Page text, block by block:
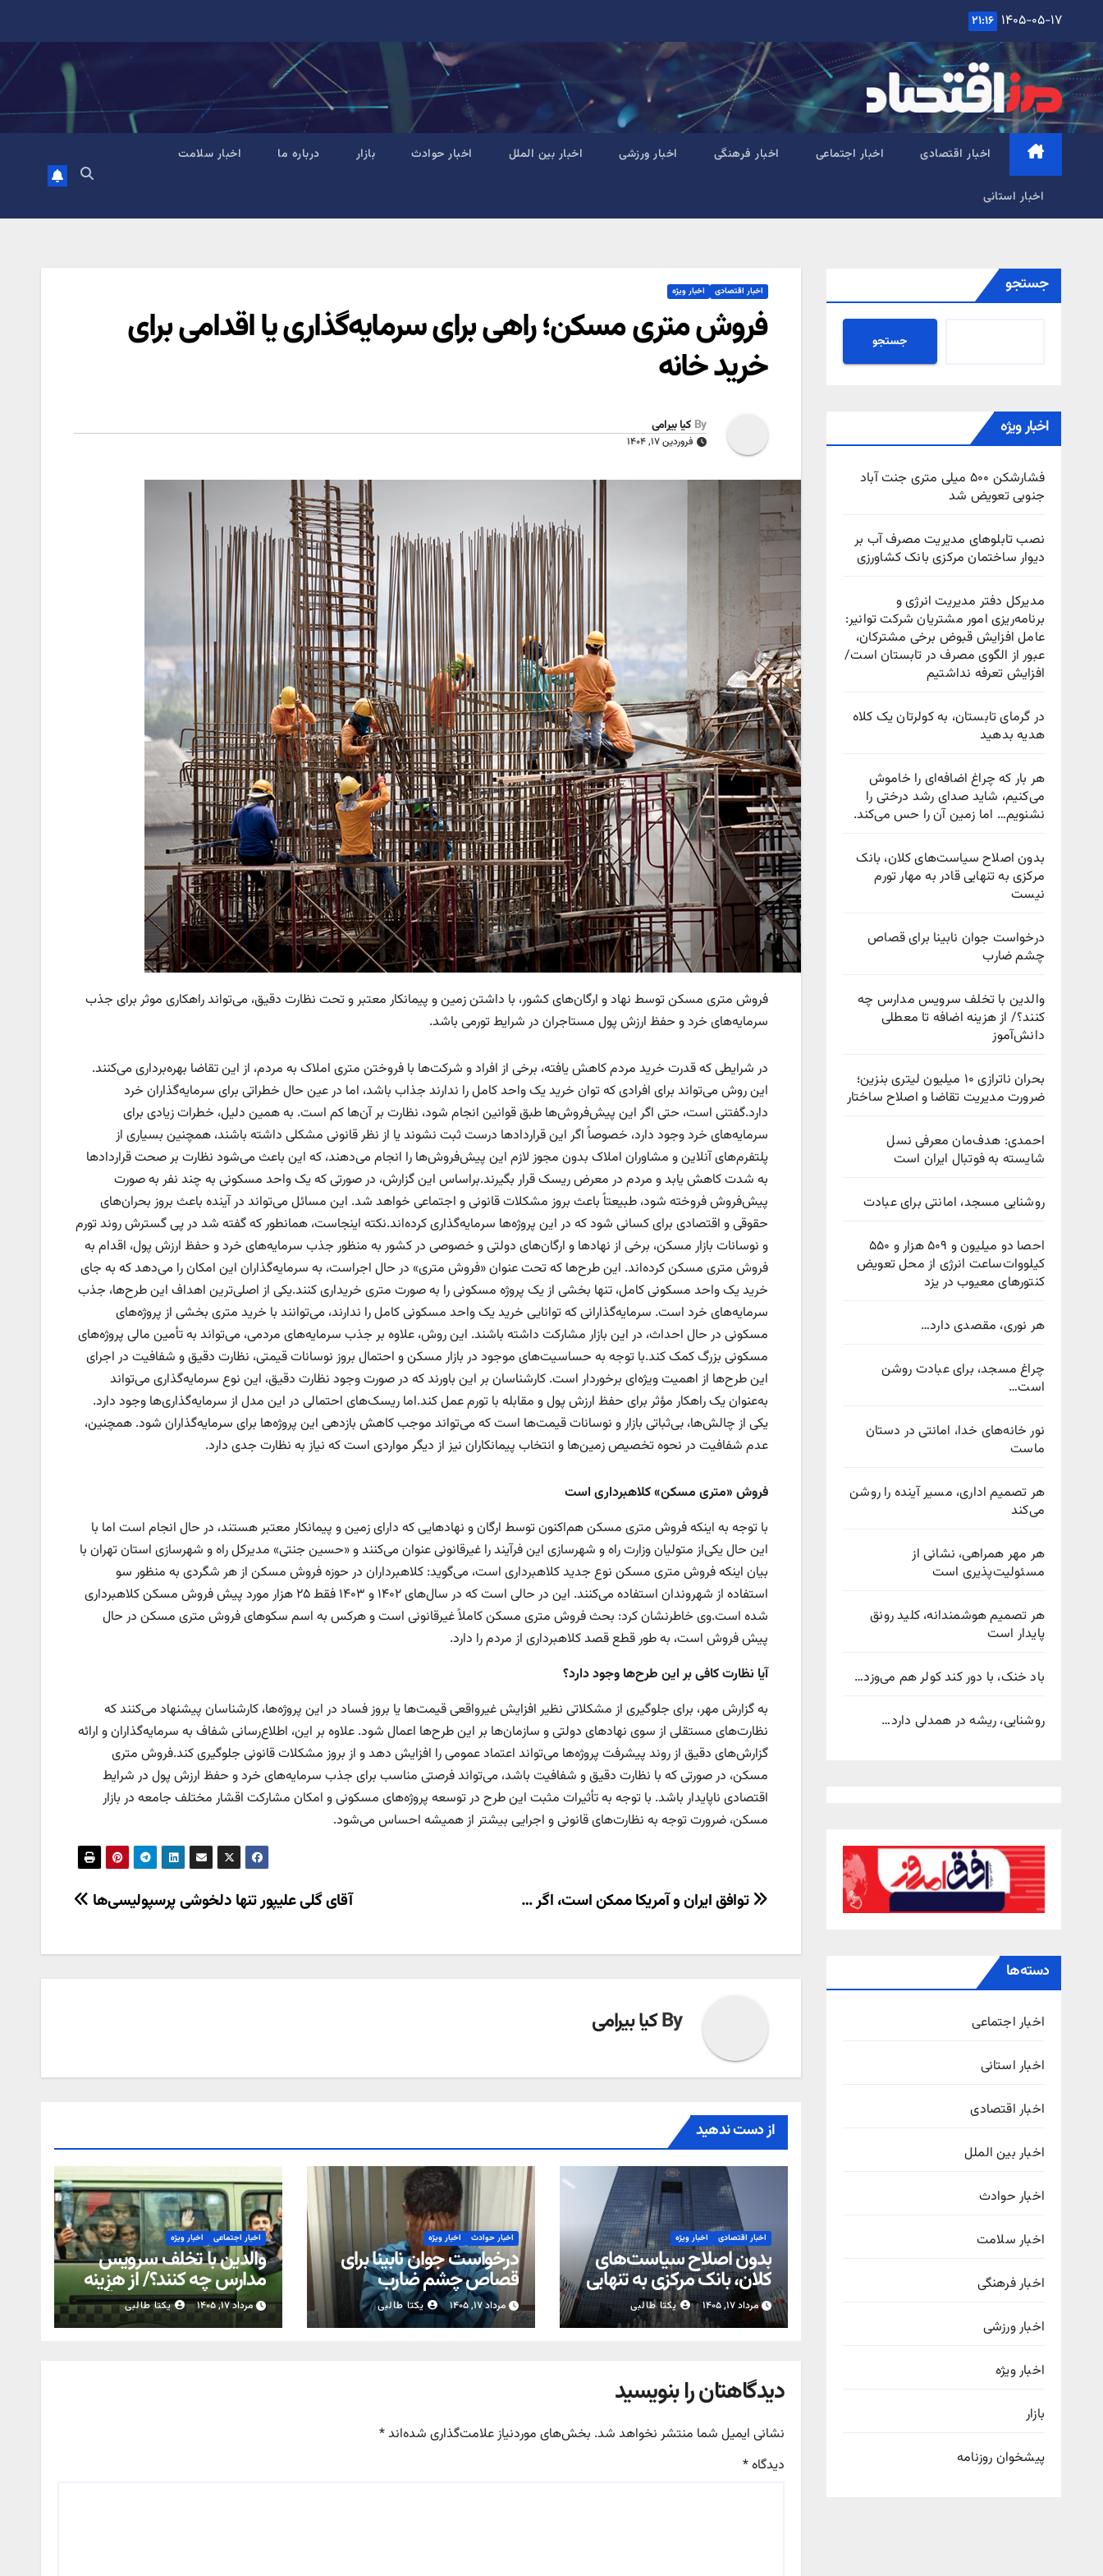
content
۱۴۰۵-۰۵-۱۷ ۲۱:۱۶
اخبار اقتصادی اخبار اجتماعی اخبار فرهنگی اخبار ورزشی اخبار بین الملل اخبار حوادث بازار درباره ما اخبار سلامت
اخبار استانی
جستجو
جستجو
اخبار ویژه
فشارشکن ۵۰۰ میلی متری جنت آباد
جنوبی تعویض شد
نصب تابلوهای مدیریت مصرف آب بر
دیوار ساختمان مرکزی بانک کشاورزی
مدیرکل دفتر مدیریت انرژی و
برنامه‌ریزی امور مشتریان شرکت توانیر:
عامل افزایش قبوض برخی مشترکان،
عبور از الگوی مصرف در تابستان است/
افزایش تعرفه نداشتیم
در گرمای تابستان، به کولرتان یک کلاه
هدیه بدهید
هر بار که چراغ اضافه‌ای را خاموش
می‌کنیم، شاید صدای رشد درختی را
نشنویم… اما زمین آن را حس می‌کند.
بدون اصلاح سیاست‌های کلان، بانک
مرکزی به تنهایی قادر به مهار تورم
نیست
درخواست جوان نابینا برای قصاص
چشم ضارب
والدین با تخلف سرویس مدارس چه
کنند؟/ از هزینه اضافه تا معطلی
دانش‌آموز
بحران ناترازی ۱۰ میلیون لیتری بنزین؛
ضرورت مدیریت تقاضا و اصلاح ساختار
احمدی: هدف‌مان معرفی نسل
شایسته به فوتبال ایران است
روشنایی مسجد، امانتی برای عبادت
احصا دو میلیون و ۵۰۹ هزار و ۵۵۰
کیلووات‌ساعت انرژی از محل تعویض
کنتورهای معیوب در یزد
هر نوری، مقصدی دارد…
چراغ مسجد، برای عبادت روشن
است…
نور خانه‌های خدا، امانتی در دستان
ماست
هر تصمیم اداری، مسیر آینده را روشن
می‌کند
هر مهر همراهی، نشانی از
مسئولیت‌پذیری است
هر تصمیم هوشمندانه، کلید رونق
پایدار است
باد خنک، با دور کند کولر هم می‌وزد…
روشنایی، ریشه در همدلی دارد…
دسته‌ها
اخبار اجتماعی
اخبار استانی
اخبار اقتصادی
اخبار بین الملل
اخبار حوادث
اخبار سلامت
اخبار فرهنگی
اخبار ورزشی
اخبار ویژه
بازار
پیشخوان روزنامه
اخبار اقتصادی اخبار ویژه
فروش متری مسکن؛ راهی برای سرمایه‌گذاری یا اقدامی برای
خرید خانه
By کیا بیرامی
فروردین ۱۷, ۱۴۰۴
فروش متری مسکن توسط نهاد و ارگان‌های کشور، با داشتن زمین و پیمانکار معتبر و تحت نظارت دقیق، می‌تواند راهکاری موثر برای جذب
سرمایه‌های خرد و حفظ ارزش پول مستاجران در شرایط تورمی باشد.
در شرایطی که قدرت خرید مردم کاهش یافته، برخی از افراد و شرکت‌ها با فروختن متری املاک به مردم، از این تقاضا بهره‌برداری می‌کنند.
این روش می‌تواند برای افرادی که توان خرید یک واحد کامل را ندارند جذاب باشد، اما در عین حال خطراتی برای سرمایه‌گذاران خرد
دارد.گفتنی است، حتی اگر این پیش‌فروش‌ها طبق قوانین انجام شود، نظارت بر آن‌ها کم است. به همین دلیل، خطرات زیادی برای
سرمایه‌های خرد وجود دارد، خصوصاً اگر این قراردادها درست ثبت نشوند یا از نظر قانونی مشکلی داشته باشند، همچنین بسیاری از
پلتفرم‌های آنلاین و مشاوران املاک بدون مجوز لازم این پیش‌فروش‌ها را انجام می‌دهند، که این باعث می‌شود نظارت بر صحت قراردادها
به شدت کاهش یابد و مردم در معرض ریسک قرار بگیرند.براساس این گزارش، در صورتی که یک واحد مسکونی به چند نفر به صورت
پیش‌فروش فروخته شود، طبیعتاً باعث بروز مشکلات قانونی و اجتماعی خواهد شد. این مسائل می‌تواند در آینده باعث بروز بحران‌های
حقوقی و اقتصادی برای کسانی شود که در این پروژه‌ها سرمایه‌گذاری کرده‌اند.نکته اینجاست، همانطور که گفته شد در پی گسترش روند تورم
و نوسانات بازار مسکن، برخی از نهادها و ارگان‌های دولتی و خصوصی در کشور به منظور جذب سرمایه‌های خرد و حفظ ارزش پول، اقدام به
فروش متری مسکن کرده‌اند. این طرح‌ها که تحت عنوان «فروش متری» در حال اجراست، به سرمایه‌گذاران این امکان را می‌دهد که به جای
خرید یک واحد مسکونی کامل، تنها بخشی از یک پروژه مسکونی را به صورت متری خریداری کنند.یکی از اصلی‌ترین اهداف این طرح‌ها، جذب
سرمایه‌های خرد است. سرمایه‌گذارانی که توانایی خرید یک واحد مسکونی کامل را ندارند، می‌توانند با خرید متری بخشی از پروژه‌های
مسکونی در حال احداث، در این بازار مشارکت داشته باشند. این روش، علاوه بر جذب سرمایه‌های مردمی، می‌تواند به تأمین مالی پروژه‌های
مسکونی بزرگ کمک کند.با توجه به حساسیت‌های موجود در بازار مسکن و احتمال بروز نوسانات قیمتی، نظارت دقیق و شفافیت در اجرای
این طرح‌ها از اهمیت ویژه‌ای برخوردار است. کارشناسان بر این باورند که در صورت وجود نظارت دقیق، این نوع سرمایه‌گذاری می‌تواند
به‌عنوان یک راهکار مؤثر برای حفظ ارزش پول و مقابله با تورم عمل کند.اما ریسک‌های احتمالی در این مدل از سرمایه‌گذاری‌ها وجود دارد.
یکی از چالش‌ها، بی‌ثباتی بازار و نوسانات قیمت‌ها است که می‌تواند موجب کاهش بازدهی این پروژه‌ها برای سرمایه‌گذاران شود. همچنین،
عدم شفافیت در نحوه تخصیص زمین‌ها و انتخاب پیمانکاران نیز از دیگر مواردی است که نیاز به نظارت جدی دارد.
فروش «متری مسکن» کلاهبرداری است
با توجه به اینکه فروش متری مسکن هم‌اکنون توسط ارگان و نهادهایی که دارای زمین و پیمانکار معتبر هستند، در حال انجام است اما با
این حال یکی‌از متولیان وزارت راه و شهرسازی این فرآیند را غیرقانونی عنوان می‌کنند و «حسین جنتی» مدیرکل راه و شهرسازی استان تهران با
بیان اینکه فروش متری مسکن نوع جدید کلاهبرداری است، می‌گوید: کلاهبرداران در حوزه فروش مسکن از هر شگردی به منظور سو
استفاده از شهروندان استفاده می‌کنند. این در حالی است که در سال‌های ۱۴۰۲ و ۱۴۰۳ فقط ۲۵ هزار مورد پیش فروش مسکن کلاهبرداری
شده است.وی خاطرنشان کرد: بحث فروش متری مسکن کاملاً غیرقانونی است و هرکس به اسم سکوهای فروش متری مسکن در حال
پیش فروش است، به طور قطع قصد کلاهبرداری از مردم را دارد.
آیا نظارت کافی بر این طرح‌ها وجود دارد؟
به گزارش مهر، برای جلوگیری از مشکلاتی نظیر افزایش غیرواقعی قیمت‌ها یا بروز فساد در این پروژه‌ها، کارشناسان پیشنهاد می‌کنند که
نظارت‌های مستقلی از سوی نهادهای دولتی و سازمان‌ها بر این طرح‌ها اعمال شود. علاوه بر این، اطلاع‌رسانی شفاف به سرمایه‌گذاران و ارائه
گزارش‌های دقیق از روند پیشرفت پروژه‌ها می‌تواند اعتماد عمومی را افزایش دهد و از بروز مشکلات قانونی جلوگیری کند.فروش متری
مسکن، در صورتی که با نظارت دقیق و شفافیت باشد، می‌تواند فرصتی مناسب برای جذب سرمایه‌های خرد و حفظ ارزش پول در شرایط
اقتصادی ناپایدار باشد. با توجه به تأثیرات مثبت این طرح در توسعه پروژه‌های مسکونی و امکان مشارکت اقشار مختلف جامعه در بازار
مسکن، ضرورت توجه به نظارت‌های قانونی و اجرایی بیشتر از همیشه احساس می‌شود.
راهبری
آقای گلی علیپور تنها دلخوشی پرسپولیسی‌ها توافق ایران و آمریکا ممکن است، اگر …
Byکیا بیرامی
از دست ندهید
اخبار اقتصادی اخبار ویژه
بدون اصلاح سیاست‌های
کلان، بانک مرکزی به تنهایی
قادر به مهار تورم نیست
مرداد ۱۷, ۱۴۰۵ یکتا طالبی
اخبار حوادث اخبار ویژه
درخواست جوان نابینا برای
قصاص چشم ضارب
مرداد ۱۷, ۱۴۰۵ یکتا طالبی
اخبار اجتماعی اخبار ویژه
والدین با تخلف سرویس
مدارس چه کنند؟/ از هزینه
اضافه تا معطلی دانش‌آموز
مرداد ۱۷, ۱۴۰۵ یکتا طالبی
دیدگاهتان را بنویسید
نشانی ایمیل شما منتشر نخواهد شد. بخش‌های موردنیاز علامت‌گذاری شده‌اند*
دیدگاه*